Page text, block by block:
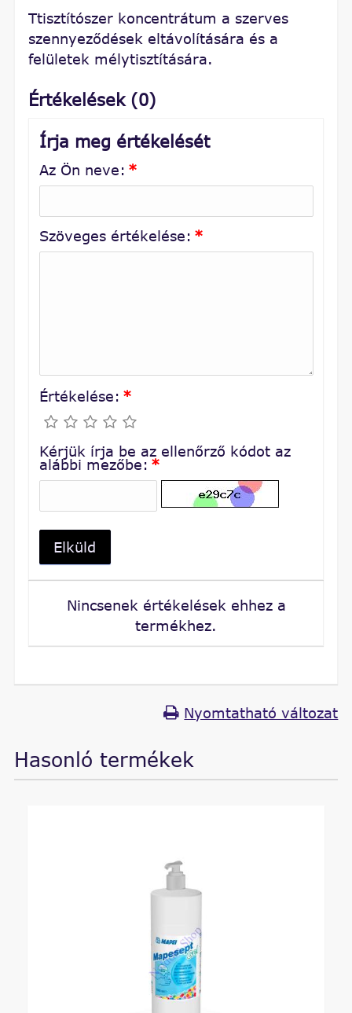
Ttisztítószer koncentrátum a szerves
szennyeződések eltávolítására és a
felületek mélytisztítására.
Értékelések (0)
Írja meg értékelését
Az Ön neve: *
Szöveges értékelése: *
Értékelése: *
Kérjük írja be az ellenőrző kódot az
alábbi mezőbe: *
Elküld
Nincsenek értékelések ehhez a
termékhez.
Nyomtatható változat
Hasonló termékek